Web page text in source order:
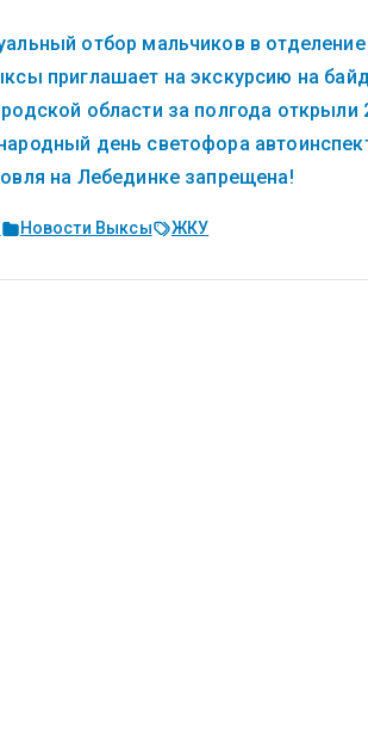
отбор мальчиков в
приглашает на экскурсию на
области за полгода открыли
день светофора
на Лебединке запрещена!
Новости Выксы ЖКУ